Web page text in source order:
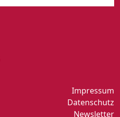
Impressum
Datenschutz
Newsletter